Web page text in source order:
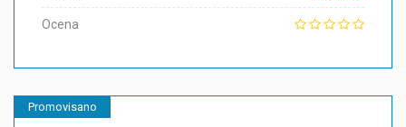
Ocena
Promovisano